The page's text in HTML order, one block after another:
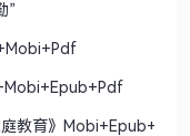
”
教育》Mobi+Epub+Pdf